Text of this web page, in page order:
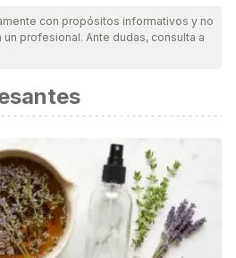
su calidad, confiabilidad,
de este artículo fue
Martínez, A., & Loaiza Quintero, O.
explicaciones desde la
Revista Espacios, 38
César Antonio, & Laca Arocena,
(2014). Patrones de toma de
con propósitos informativos y no
profesional. Ante dudas, consulta a